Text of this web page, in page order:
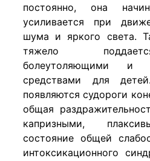
постоянно, она
усиливается при
шума и яркого света.
тяжело
болеутоляющими и
средствами для
появляются судороги
общая
капризными,
состояние общей
интоксикационного